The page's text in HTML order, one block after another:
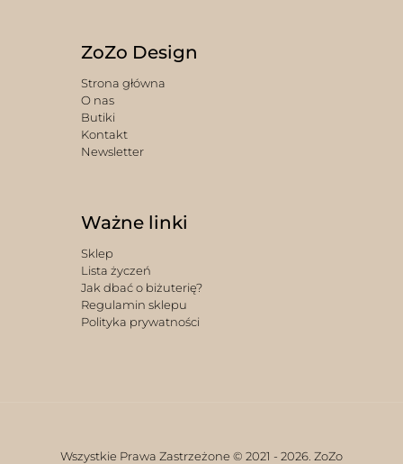
ZoZo Design
Strona główna
O nas
Butiki
Kontakt
Newsletter
Ważne linki
Sklep
Lista życzeń
Jak dbać o biżuterię?
Regulamin sklepu
Polityka prywatności
Wszystkie Prawa Zastrzeżone © 2021 - 2026. ZoZo